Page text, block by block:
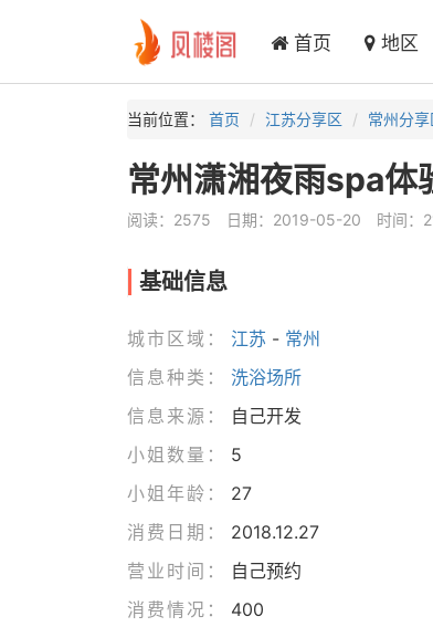
首页 地区
当前位置： 首页 江苏分享区 常州分享
常州潇湘夜雨spa体
阅读：2575 日期：2019-05-20 时间：
基础信息
城市区域： 江苏 - 常州
信息种类：
洗浴场所
信息来源：
自己开发
小姐数量：
5
小姐年龄：
27
消费日期：
2018.12.27
营业时间：
自己预约
消费情况：
400